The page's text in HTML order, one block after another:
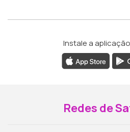
Instale a aplicação
Redes de